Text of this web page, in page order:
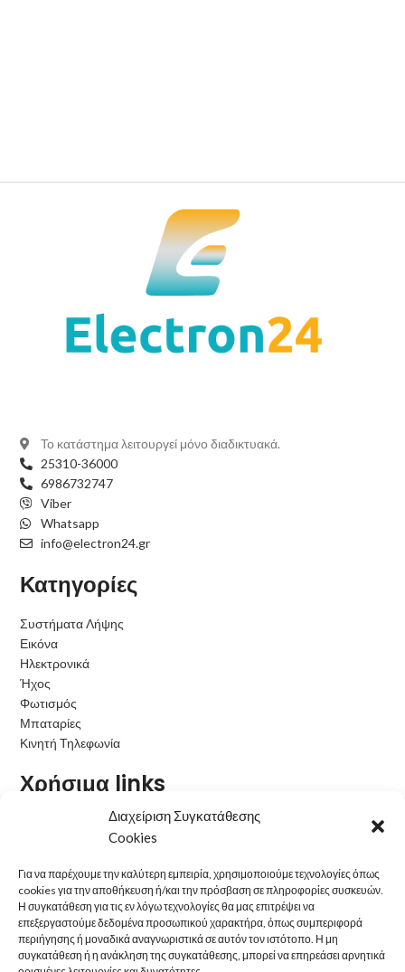
Διαχείριση Συγκατάθεσης
Cookies
Για να παρέχουμε την καλύτερη εμπειρία, χρησιμοποιούμε τεχνολογίες όπως
cookies για την αποθήκευση ή/και την πρόσβαση σε πληροφορίες συσκευών.
Η συγκατάθεση για τις εν λόγω τεχνολογίες θα μας επιτρέψει να
επεξεργαστούμε δεδομένα προσωπικού χαρακτήρα, όπως συμπεριφορά
περιήγησης ή μοναδικά αναγνωριστικά σε αυτόν τον ιστότοπο. Η μη
συγκατάθεση ή η ανάκληση της συγκατάθεσης, μπορεί να επηρεάσει αρνητικά
Το κατάστημα λειτουργεί μόνο διαδικτυακά.
25310-36000
6986732747
Viber
Whatsapp
info@electron24.gr
Κατηγορίες
Συστήματα Λήψης
Εικόνα
Ηλεκτρονικά
Ήχος
Φωτισμός
Μπαταρίες
Κινητή Τηλεφωνία
Χρήσιμα links
Πολιτική Cookies
Τρόποι Παραγγελίας
Τρόποι Αποστολής
Τρόποι Πληρωμής
Πολιτική Επιστροφών